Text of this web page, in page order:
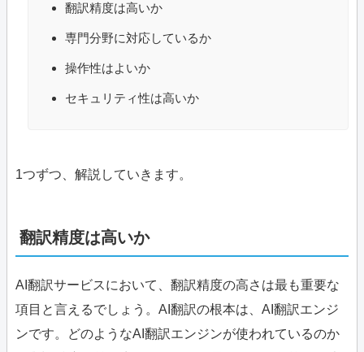
翻訳精度は高いか
専門分野に対応しているか
操作性はよいか
セキュリティ性は高いか
1つずつ、解説していきます。
翻訳精度は高いか
AI翻訳サービスにおいて、翻訳精度の高さは最も重要な
項目と言えるでしょう。AI翻訳の根本は、AI翻訳エンジ
ンです。どのようなAI翻訳エンジンが使われているのか